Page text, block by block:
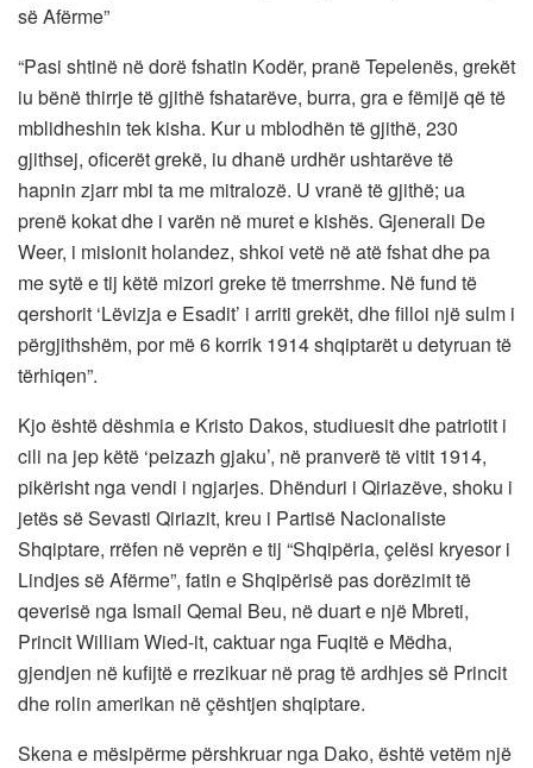
së Afërme”
“Pasi shtinë në dorë fshatin Kodër, pranë Tepelenës, grekët
iu bënë thirrje të gjithë fshatarëve, burra, gra e fëmijë që të
mblidheshin tek kisha. Kur u mblodhën të gjithë, 230
gjithsej, oficerët grekë, iu dhanë urdhër ushtarëve të
hapnin zjarr mbi ta me mitralozë. U vranë të gjithë; ua
prenë kokat dhe i varën në muret e kishës. Gjenerali De
Weer, i misionit holandez, shkoi vetë në atë fshat dhe pa
me sytë e tij këtë mizori greke të tmerrshme. Në fund të
qershorit ‘Lëvizja e Esadit’ i arriti grekët, dhe filloi një sulm i
përgjithshëm, por më 6 korrik 1914 shqiptarët u detyruan të
tërhiqen”.
Kjo është dëshmia e Kristo Dakos, studiuesit dhe patriotit i
cili na jep këtë ‘peizazh gjaku’, në pranverë të vitit 1914,
pikërisht nga vendi i ngjarjes. Dhënduri i Qiriazëve, shoku i
jetës së Sevasti Qiriazit, kreu i Partisë Nacionaliste
Shqiptare, rrëfen në veprën e tij “Shqipëria, çelësi kryesor i
Lindjes së Afërme”, fatin e Shqipërisë pas dorëzimit të
qeverisë nga Ismail Qemal Beu, në duart e një Mbreti,
Princit William Wied-it, caktuar nga Fuqitë e Mëdha,
gjendjen në kufijtë e rrezikuar në prag të ardhjes së Princit
dhe rolin amerikan në çështjen shqiptare.
Skena e mësipërme përshkruar nga Dako, është vetëm një